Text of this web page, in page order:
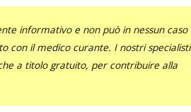
informativo e non può in nessun caso
con il medico curante. I nostri specialisti
a titolo gratuito, per contribuire alla